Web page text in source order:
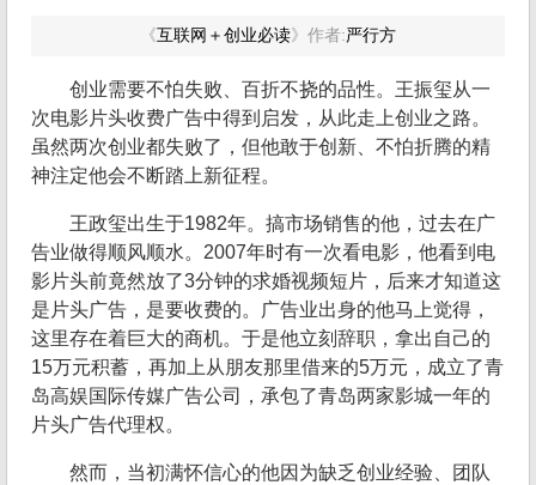
《互联网＋创业必读》 作者:严行方
创业需要不怕失败、百折不挠的品性。王振玺从一
次电影片头收费广告中得到启发，从此走上创业之路。
虽然两次创业都失败了，但他敢于创新、不怕折腾的精
神注定他会不断踏上新征程。
王政玺出生于1982年。搞市场销售的他，过去在广
告业做得顺风顺水。2007年时有一次看电影，他看到电
影片头前竟然放了3分钟的求婚视频短片，后来才知道这
是片头广告，是要收费的。广告业出身的他马上觉得，
这里存在着巨大的商机。于是他立刻辞职，拿出自己的
15万元积蓄，再加上从朋友那里借来的5万元，成立了青
岛高娱国际传媒广告公司，承包了青岛两家影城一年的
片头广告代理权。
然而，当初满怀信心的他因为缺乏创业经验、团队